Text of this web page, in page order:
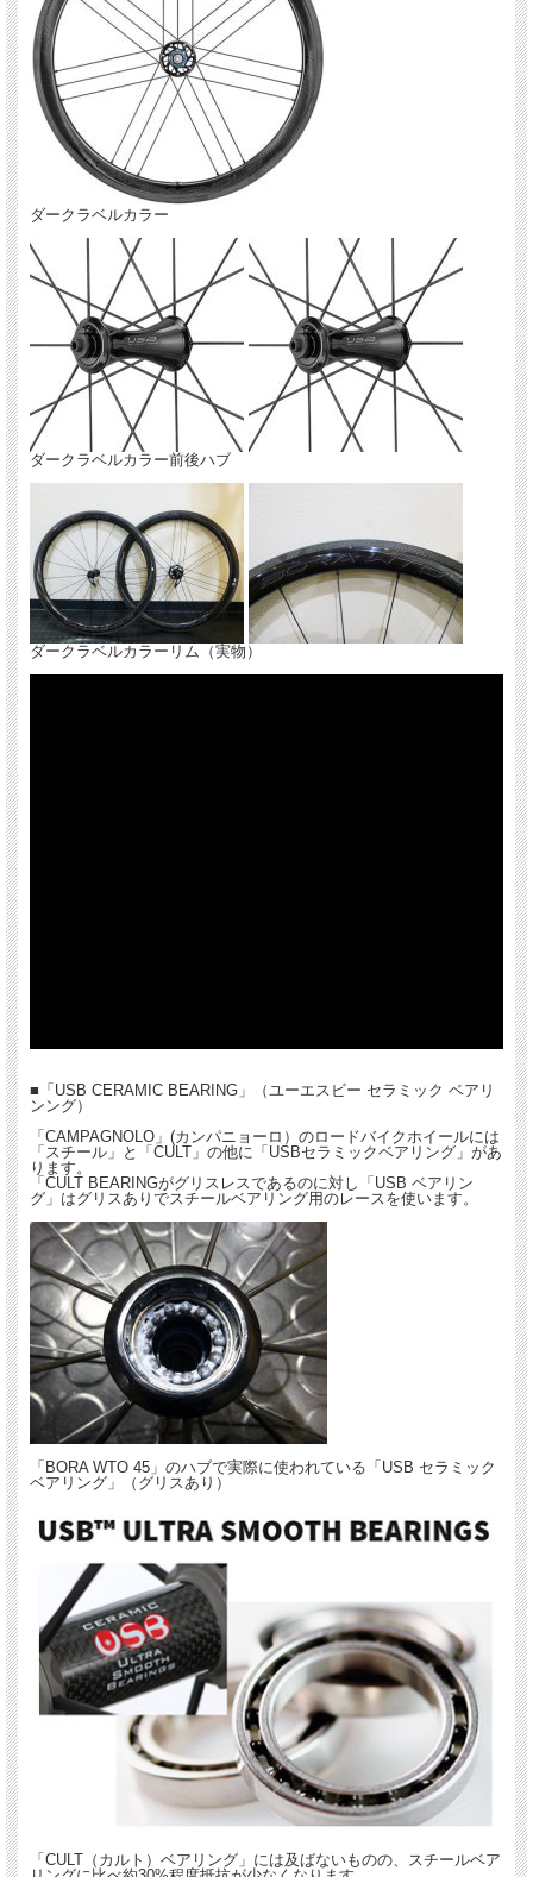
ダークラベルカラー
ダークラベルカラー前後ハブ
ダークラベルカラーリム（実物）
■「USB CERAMIC BEARING」（ユーエスビー セラミック ベアリ
ンング）
「CAMPAGNOLO」(カンパニョーロ）のロードバイクホイールには
「スチール」と「CULT」の他に「USBセラミックベアリング」があ
ります。
「CULT BEARINGがグリスレスであるのに対し「USB ベアリン
グ」はグリスありでスチールベアリング用のレースを使います。
「BORA WTO 45」のハブで実際に使われている「USB セラミック
ベアリング」（グリスあり）
「CULT（カルト）ベアリング」には及ばないものの、スチールベア